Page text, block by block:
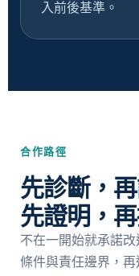
入前後基準。
合作路徑
先診斷，
先證明，
不在一開始就承諾
條件與責任邊界，再